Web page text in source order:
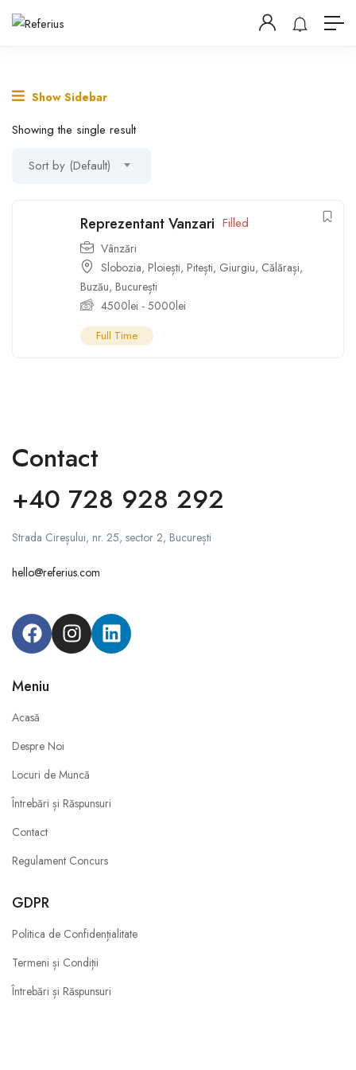
Show Sidebar
Showing the single result
Sort by (Default)
Reprezentant Vanzari Filled
Vânzări
Slobozia, Ploiești, Pitești, Giurgiu, Călărași,
Buzău, București
4500lei - 5000lei
Full Time
Contact
+40 728 928 292
Strada Cireșului, nr. 25, sector 2, București
hello@referius.com
Meniu
Acasă
Despre Noi
Locuri de Muncă
Întrebări și Răspunsuri
Contact
Regulament Concurs
GDPR
Politica de Confidențialitate
Termeni și Condiții
Întrebări și Răspunsuri